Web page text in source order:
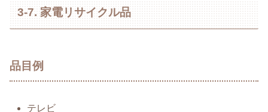
3-7. 家電リサイクル品
品目例
テレビ